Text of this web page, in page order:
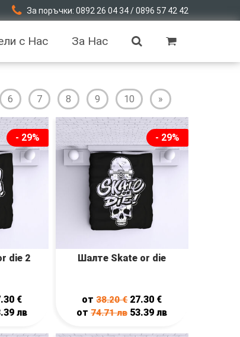
За поръчки: 0892 26 04 34 / 0896 57 42 42
с Нас За Нас
6 7 8 9 10 »
- 29%
die 2
€
лв
- 29%
Шалте Skate or die
от38.20€ 27.30 €
от74.71лв 53.39лв